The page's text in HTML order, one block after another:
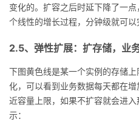
变化的。扩容之后时延下降了一
个线性的增长过程，分钟级就可以
2.5、弹性扩展：扩存储，业
下图黄色线是某一个实例的存储
化，可以看到业务数据每天都在
近容量上限，如果不扩容就会进
示：